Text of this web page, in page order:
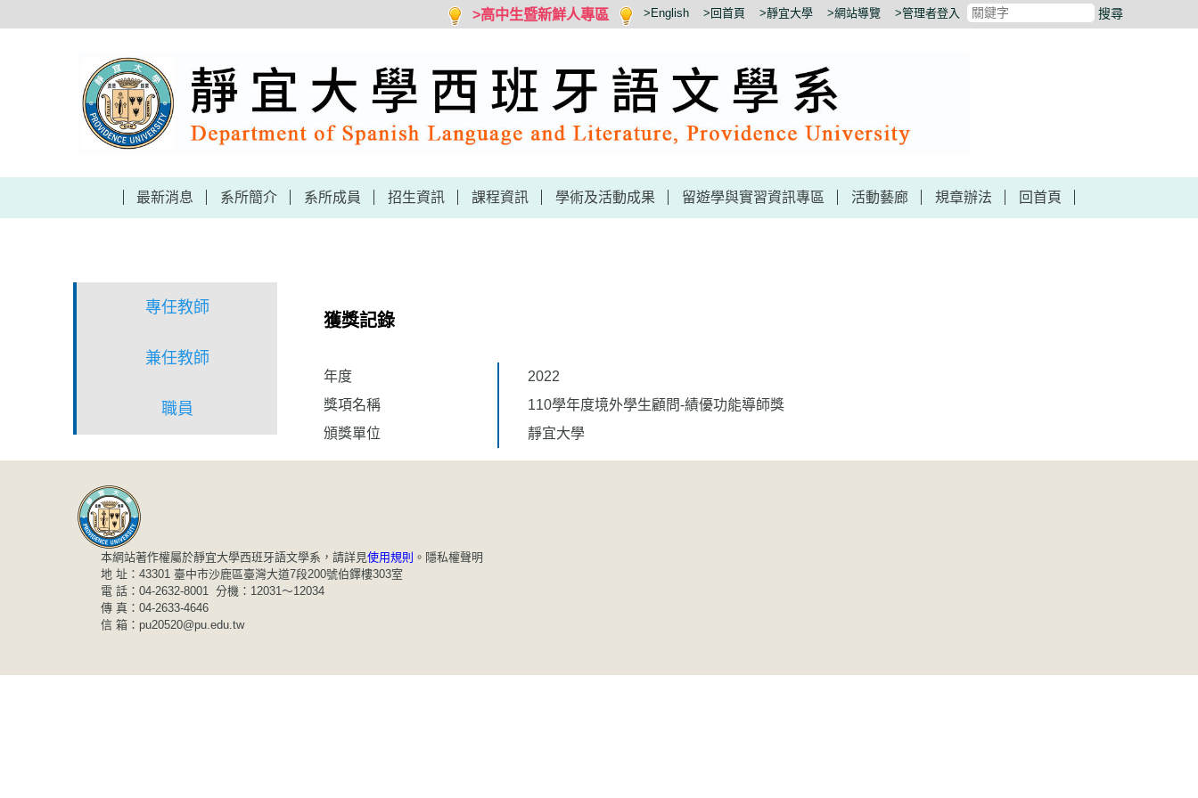
到
>高中生暨新鮮人專區 >English >回首頁 >靜宜大學 >網站導覽 >管理者登入 搜尋
最新消息 系所簡介 系所成員 招生資訊 課程資訊 學術及活動成果 留遊學與實習資訊專區 活動藝廊 規章辦法 回首頁
專任教師
兼任教師
職員
獲獎記錄
年度
2022
獎項名稱
110學年度境外學生顧問-績優功能導師獎
頒獎單位
靜宜大學
本網站著作權屬於靜宜大學西班牙語文學系，請詳見使用規則 。 隱私權聲明
地 址：43301 臺中市沙鹿區臺灣大道7段200號伯鐸樓303室
電 話：04-2632-8001 分機：12031～12034
傳 真：04-2633-4646
信 箱：pu20520@pu.edu.tw